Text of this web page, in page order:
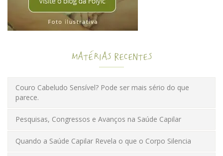
Matérias Recentes
Couro Cabeludo Sensível? Pode ser mais sério do que
parece.
Pesquisas, Congressos e Avanços na Saúde Capilar
Quando a Saúde Capilar Revela o que o Corpo Silencia